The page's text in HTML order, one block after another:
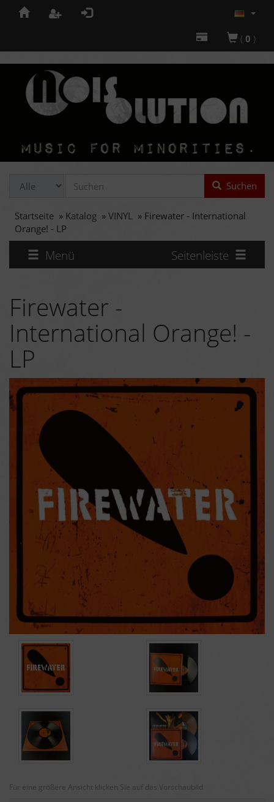
( 0 )
Suchen
Startseite » Katalog » VINYL » Firewater - International
Orange! - LP
Menü Seitenleiste
Firewater -
International Orange! -
LP
Für eine größere Ansicht klicken Sie auf das Vorschaubild